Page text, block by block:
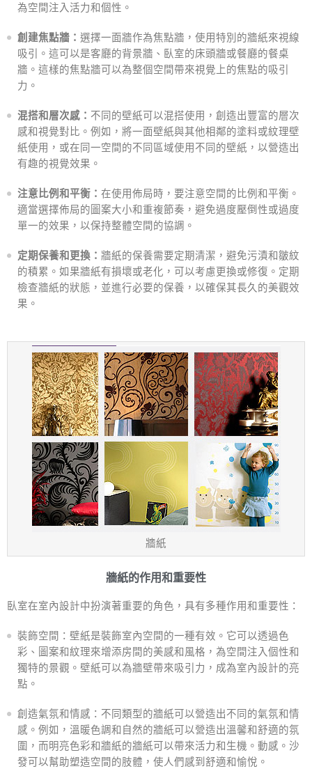
為空間注入活力和個性。
創建焦點牆： 選擇一面牆作為焦點牆，使用特別的牆紙來視線
吸引。這可以是客廳的背景牆、臥室的床頭牆或餐廳的餐桌
牆。這樣的焦點牆可以為整個空間帶來視覺上的焦點的吸引
力。
混搭和層次感： 不同的壁紙可以混搭使用，創造出豐富的層次
感和視覺對比。例如，將一面壁紙與其他相鄰的塗料或紋理壁
紙使用，或在同一空間的不同區域使用不同的壁紙，以營造出
有趣的視覺效果。
注意比例和平衡： 在使用佈局時，要注意空間的比例和平衡。
適當選擇佈局的圖案大小和重複節奏，避免過度壓倒性或過度
單一的效果，以保持整體空間的協調。
定期保養和更換： 牆紙的保養需要定期清潔，避免污漬和皺紋
的積累。如果牆紙有損壞或老化，可以考慮更換或修復。定期
檢查牆紙的狀態，並進行必要的保養，以確保其長久的美觀效
果。
牆紙
牆紙的作用和重要性
臥室在室內設計中扮演著重要的角色，具有多種作用和重要性：
裝飾空間：壁紙是裝飾室內空間的一種有效。它可以透過色
彩、圖案和紋理來增添房間的美感和風格，為空間注入個性和
獨特的景觀。壁紙可以為牆壁帶來吸引力，成為室內設計的亮
點。
創造氣氛和情感：不同類型的牆紙可以營造出不同的氣氛和情
感。例如，溫暖色調和自然的牆紙可以營造出溫馨和舒適的氛
圍，而明亮色彩和牆紙的牆紙可以帶來活力和生機。動感。沙
發可以幫助塑造空間的肢體，使人們感到舒適和愉悅。